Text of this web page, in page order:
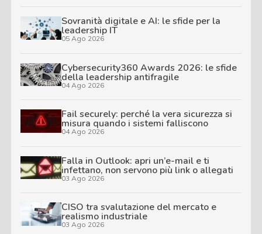
Sovranità digitale e AI: le sfide per la
leadership IT
05 Ago 2026
Cybersecurity360 Awards 2026: le sfide
della leadership antifragile
04 Ago 2026
Fail securely: perché la vera sicurezza si
misura quando i sistemi falliscono
04 Ago 2026
Falla in Outlook: apri un’e-mail e ti
infettano, non servono più link o allegati
03 Ago 2026
CISO tra svalutazione del mercato e
realismo industriale
03 Ago 2026